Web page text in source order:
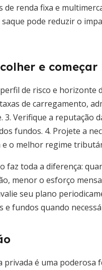
de renda fixa e
pode reduzir o
e começar
de risco e horizonte
de carregamento,
3. Verifique a reputação
fundos. 4. Projete a
o melhor regime
faz toda a diferença:
menor o esforço
seu plano
e fundos quando
privada é uma poderosa